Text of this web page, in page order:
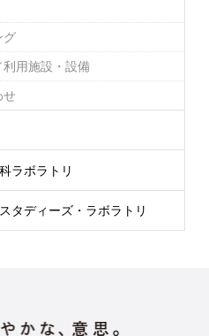
グ
用施設・設備
せ
ラボラトリ
タディーズ・ラボラトリ